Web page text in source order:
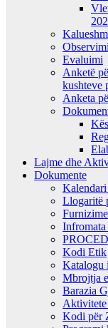
Observimi
Evaluimi
Anketë
kushteve
Anketa
Lajme dhe
Dokumente
Llogaritë
Kodi Etik
Katalogu
Mbrojtja
Barazia
Aktivitete
Kodi për